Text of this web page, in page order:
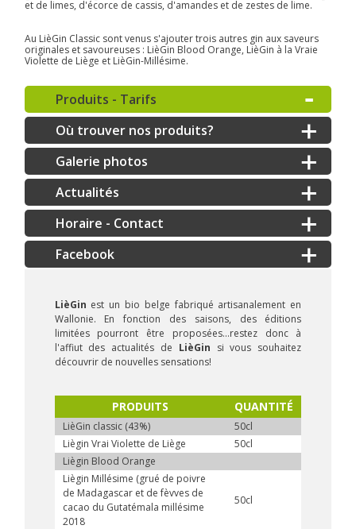
et de limes, d'écorce de cassis, d'amandes et de zestes de lime.
Au LièGin Classic sont venus s'ajouter trois autres gin aux saveurs
originales et savoureuses : LièGin Blood Orange, LièGin à la Vraie
Violette de Liège et LièGin-Millésime.
Produits - Tarifs
Où trouver nos produits?
Galerie photos
Actualités
Horaire - Contact
LièGin est un bio belge fabriqué artisanalement en
Wallonie. En fonction des saisons, des éditions
limitées pourront être proposées...restez donc à
l'affiut des actualités de LièGin si vous souhaitez
découvrir de nouvelles sensations!
PRODUITS QUANTITÉ
LièGin classic (43%)
50cl
Liègin Vrai Violette de Liège
50cl
Liègin Blood Orange
Liègin Millésime (grué de poivre
de Madagascar et de fèvves de
cacao du Gutatémala millésime
2018
50cl